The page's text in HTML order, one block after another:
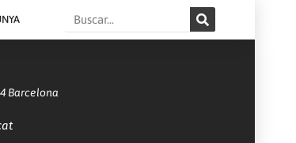
Search
Barcelona